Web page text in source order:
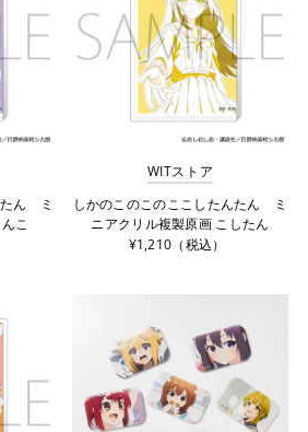
たん ミ
こ
WITストア
しかのこのこのここしたんたん ミ
ニアクリル複製原画 こしたん
¥1,210（税込）